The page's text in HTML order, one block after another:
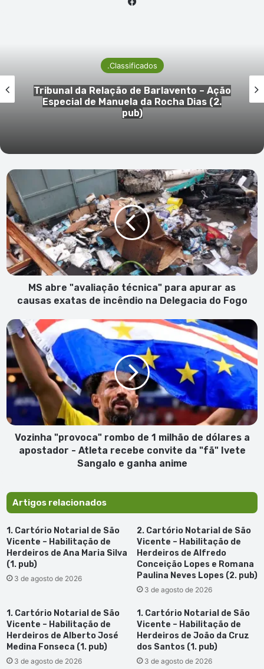
.Classificados
Tribunal da Relação de Barlavento – Ação
Especial de Manuela da Rocha Dias (2.
pub)
MS
abre
"avaliação
técnica"
para
apurar
as
causas
exatas
incêndio
Delegacia
do
Fogo
MS abre "avaliação técnica" para apurar as
causas exatas de incêndio na Delegacia do Fogo
Vozinha
"provoca"
rombo
de
1
milhão
de
dólares
a
apostador
da
"fã"
Sangalo
e
ganha
Vozinha "provoca" rombo de 1 milhão de dólares a
apostador - Atleta recebe convite da "fã" Ivete
Sangalo e ganha anime
Artigos relacionados
1. Cartório Notarial de São
Vicente – Habilitação de
Herdeiros de Ana Maria Silva
(1. pub)
3 de agosto de 2026
2. Cartório Notarial de São
Vicente – Habilitação de
Herdeiros de Alfredo
Conceição Lopes e Romana
Paulina Neves Lopes (2. pub)
3 de agosto de 2026
1. Cartório Notarial de São
Vicente – Habilitação de
Herdeiros de Alberto José
Medina Fonseca (1. pub)
3 de agosto de 2026
1. Cartório Notarial de São
Vicente – Habilitação de
Herdeiros de João da Cruz
dos Santos (1. pub)
3 de agosto de 2026